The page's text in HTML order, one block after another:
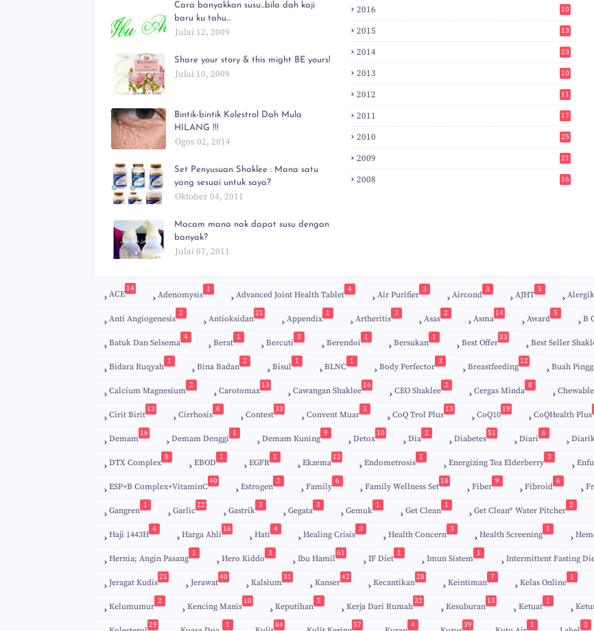
Cara banyakkan susu...bila dah kaji
baru ku tahu...
Julai 12, 2009
Share your story & this might BE yours!
Julai 10, 2009
Bintik-bintik Kolestrol Dah Mula
HILANG !!!
Ogos 02, 2014
Set Penyusuan Shaklee : Mana satu
yang sesuai untuk saya?
Oktober 04, 2011
Macam mana nak dapat susu dengan
banyak?
Julai 07, 2011
2016
10
3
2015
13
7
2014
23
2
2013
10
0
2012
11
3
2011
17
2010
25
0
2009
21
2008
16
ACE
14
Adenomysis
1
Advanced Joint Health Tablet
4
Air Purifier
3
Aircond
3
AJHT
5
Alergik
Anti Angiogenesis
2
Antioksidan
21
Appendix
1
Artheritis
3
Asas
2
Asma
14
Award
5
B
Batuk Dan Selsema
4
Berat
1
Bercuti
3
Berendoi
1
Bersukan
1
Best Offer
33
Best Seller
Bidara Ruqyah
1
Bina Badan
2
Bisul
1
BLNC
1
Body Perfector
3
Breastfeeding
12
Buah
Calcium Magnesium
2
Carotomax
13
Cawangan Shaklee
16
CEO Shaklee
2
Cergas Minda
8
Cirit Birit
13
Cirrhosis
6
Contest
33
Convent Muar
3
CoQ Trol Plus
13
CoQ10
19
CoQHealth Plus
Demam
16
Demam Denggi
1
Demam Kuning
9
Detox
10
Dia
2
Diabetes
51
Diari
6
DTX Complex
8
EBOD
1
EGFR
1
Ekzema
12
Endometrosis
1
Energizing Tea Elderberry
3
ESP+B Complex+VitaminC
40
Estrogen
2
Family
6
Family Wellness Set
18
Fiber
9
Fibroid
6
Gangren
1
Garlic
22
Gastrik
3
Gegata
3
Gemuk
1
Get Clean
1
Get Clean® Water Pitcher
2
Haji 1443H
4
Harga Ahli
16
Hati
4
Healing Crisis
3
Health Concern
3
Health Screening
1
Hernia; Angin Pasang
1
Hero Kiddo
3
Ibu Hamil
61
IF Diet
1
Imun Sistem
1
Intermittent Fasting
Jeragat Kudis
21
Jerawat
40
Kalsium
31
Kanser
42
Kecantikan
28
Keintiman
7
Kelas Online
1
Kelumumur
2
Kencing Manis
10
Keputihan
5
Kerja Dari Rumah
32
Kesuburan
13
Ketuat
1
29 1 84 57 4 39 1 3